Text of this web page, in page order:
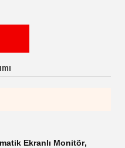
Ekranlı Monitör,